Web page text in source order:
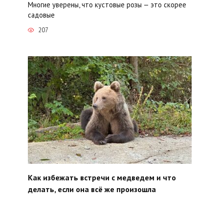
Многие уверены, что кустовые розы — это скорее
садовые
207
Как избежать встречи с медведем и что
делать, если она всё же произошла